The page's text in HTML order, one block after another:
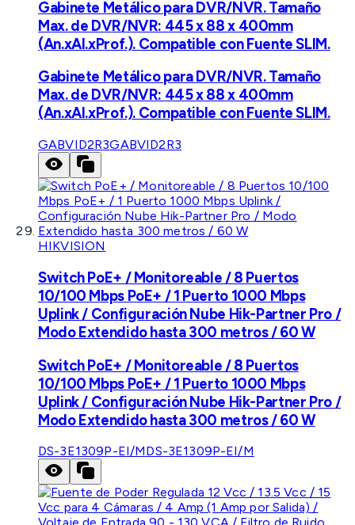
Gabinete Metálico para DVR/NVR. Tamaño
Max. de DVR/NVR: 445 x 88 x 400mm
(An.xAl.xProf.). Compatible con Fuente SLIM.
Gabinete Metálico para DVR/NVR. Tamaño
Max. de DVR/NVR: 445 x 88 x 400mm
(An.xAl.xProf.). Compatible con Fuente SLIM.
GABVID2R3GABVID2R3
HIKVISION
Switch PoE+ / Monitoreable / 8 Puertos
10/100 Mbps PoE+ / 1 Puerto 1000 Mbps
Uplink / Configuración Nube Hik-Partner Pro /
Modo Extendido hasta 300 metros / 60 W
Switch PoE+ / Monitoreable / 8 Puertos
10/100 Mbps PoE+ / 1 Puerto 1000 Mbps
Uplink / Configuración Nube Hik-Partner Pro /
Modo Extendido hasta 300 metros / 60 W
DS-3E1309P-EI/MDS-3E1309P-EI/M